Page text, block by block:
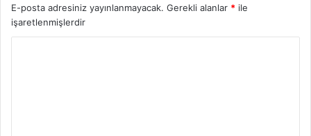
E-posta adresiniz yayınlanmayacak. Gerekli alanlar * ile
işaretlenmişlerdir